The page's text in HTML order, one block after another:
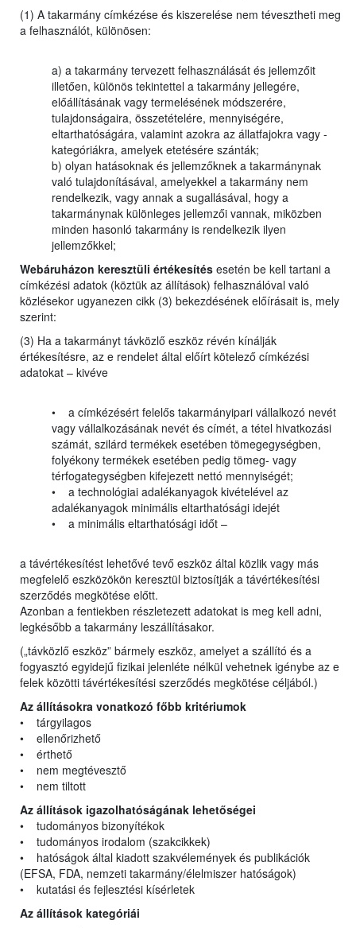
(1) A takarmány címkézése és kiszerelése nem tévesztheti meg
a felhasználót, különösen:
a) a takarmány tervezett felhasználását és jellemzőit
illetően, különös tekintettel a takarmány jellegére,
előállításának vagy termelésének módszerére,
tulajdonságaira, összetételére, mennyiségére,
eltarthatóságára, valamint azokra az állatfajokra vagy -
kategóriákra, amelyek etetésére szánták;
b) olyan hatásoknak és jellemzőknek a takarmánynak
való tulajdonításával, amelyekkel a takarmány nem
rendelkezik, vagy annak a sugallásával, hogy a
takarmánynak különleges jellemzői vannak, miközben
minden hasonló takarmány is rendelkezik ilyen
jellemzőkkel;
Webáruházon keresztüli értékesítés esetén be kell tartani a
címkézési adatok (köztük az állítások) felhasználóval való
közlésekor ugyanezen cikk (3) bekezdésének előírásait is, mely
szerint:
(3) Ha a takarmányt távközlő eszköz révén kínálják
értékesítésre, az e rendelet által előírt kötelező címkézési
adatokat – kivéve
• a címkézésért felelős takarmányipari vállalkozó nevét
vagy vállalkozásának nevét és címét, a tétel hivatkozási
számát, szilárd termékek esetében tömegegységben,
folyékony termékek esetében pedig tömeg- vagy
térfogategységben kifejezett nettó mennyiségét;
• a technológiai adalékanyagok kivételével az
adalékanyagok minimális eltarthatósági idejét
• a minimális eltarthatósági időt –
a távértékesítést lehetővé tevő eszköz által közlik vagy más
megfelelő eszközökön keresztül biztosítják a távértékesítési
szerződés megkötése előtt.
Azonban a fentiekben részletezett adatokat is meg kell adni,
legkésőbb a takarmány leszállításakor.
(„távközlő eszköz” bármely eszköz, amelyet a szállító és a
fogyasztó egyidejű fizikai jelenléte nélkül vehetnek igénybe az e
felek közötti távértékesítési szerződés megkötése céljából.)
Az állításokra vonatkozó főbb kritériumok
• tárgyilagos
• ellenőrizhető
• érthető
• nem megtévesztő
• nem tiltott
Az állítások igazolhatóságának lehetőségei
• tudományos bizonyítékok
• tudományos irodalom (szakcikkek)
• hatóságok által kiadott szakvélemények és publikációk
(EFSA, FDA, nemzeti takarmány/élelmiszer hatóságok)
• kutatási és fejlesztési kísérletek
Az állítások kategóriái